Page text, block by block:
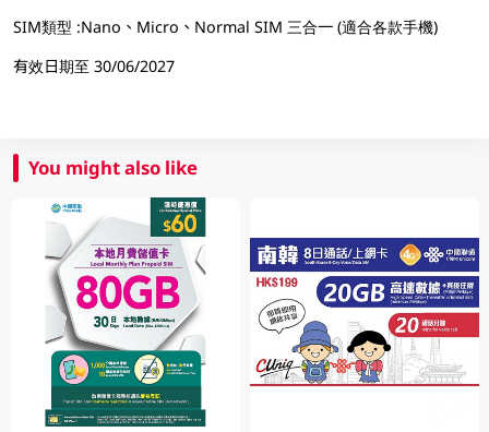
SIM類型 :Nano、Micro、Normal SIM 三合一 (適合各款手機)
有效日期至 30/06/2027
You might also like